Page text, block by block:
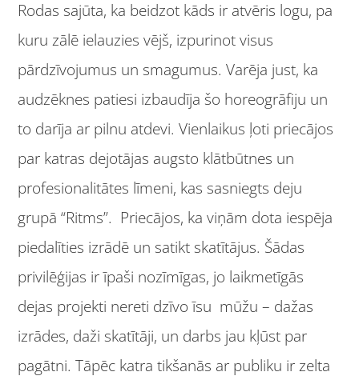
Rodas sajūta, ka beidzot kāds ir atvēris logu, pa
kuru zālē ielauzies vējš, izpurinot visus
pārdzīvojumus un smagumus. Varēja just, ka
audzēknes patiesi izbaudīja šo horeogrāfiju un
to darīja ar pilnu atdevi. Vienlaikus ļoti priecājos
par katras dejotājas augsto klātbūtnes un
profesionalitātes līmeni, kas sasniegts deju
grupā “Ritms”. Priecājos, ka viņām dota iespēja
piedalīties izrādē un satikt skatītājus. Šādas
privilēģijas ir īpaši nozīmīgas, jo laikmetīgās
dejas projekti nereti dzīvo īsu mūžu – dažas
izrādes, daži skatītāji, un darbs jau kļūst par
pagātni. Tāpēc katra tikšanās ar publiku ir zelta